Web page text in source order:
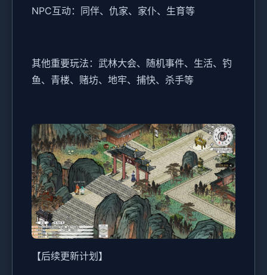
NPC互动：同伴、仇家、家仆、生育等
其他重要玩法：武林大会、随机事件、生活、钓
鱼、青楼、赌坊、地牢、捕快、杀手等
【后续更新计划】